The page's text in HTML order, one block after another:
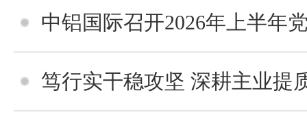
中铝国际召开2026年上半年党建和生
笃行实干稳攻坚 深耕主业提质效 中铝国际六冶